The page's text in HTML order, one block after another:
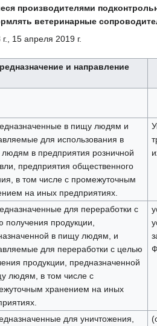
производителями
ветеринарные
15 апреля 2019 г.
и направление
в пищу людям и
для использования в
в предприятия розничной
предприятия общественного
в том числе с промежуточным
на иных предприятиях.
для переработки с
получения продукции,
в пищу людям, и
для переработки с целью
продукции, предназначенной
людям, в том числе с
хранением на иных
для уничтожения,